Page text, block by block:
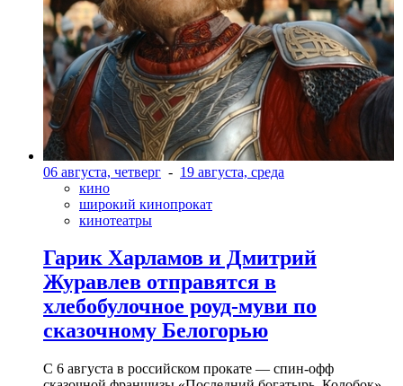
06 августа, четверг - 19 августа, среда
кино
широкий кинопрокат
кинотеатры
Гарик Харламов и Дмитрий
Журавлев отправятся в
хлебобулочное роуд-муви по
сказочному Белогорью
С 6 августа в российском прокате — спин-офф